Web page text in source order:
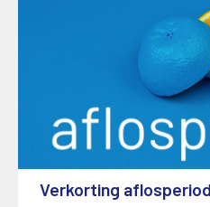
Verkorting